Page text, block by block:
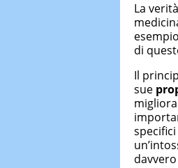
La
di
Il
sue